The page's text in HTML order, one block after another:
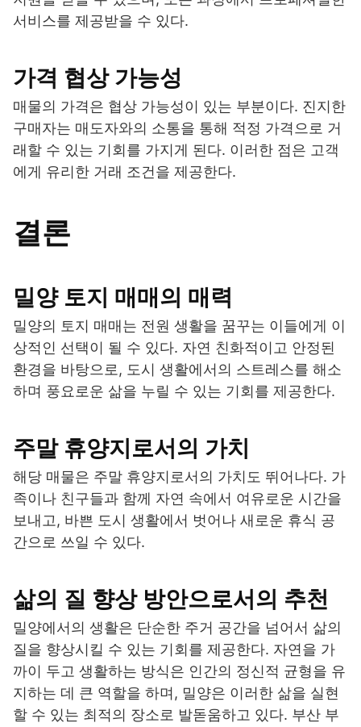
서비스를 제공받을 수 있다.
가격 협상 가능성
매물의 가격은 협상 가능성이 있는 부분이다. 진지한
구매자는 매도자와의 소통을 통해 적정 가격으로 거
래할 수 있는 기회를 가지게 된다. 이러한 점은 고객
에게 유리한 거래 조건을 제공한다.
결론
밀양 토지 매매의 매력
밀양의 토지 매매는 전원 생활을 꿈꾸는 이들에게 이
상적인 선택이 될 수 있다. 자연 친화적이고 안정된
환경을 바탕으로, 도시 생활에서의 스트레스를 해소
하며 풍요로운 삶을 누릴 수 있는 기회를 제공한다.
주말 휴양지로서의 가치
해당 매물은 주말 휴양지로서의 가치도 뛰어나다. 가
족이나 친구들과 함께 자연 속에서 여유로운 시간을
보내고, 바쁜 도시 생활에서 벗어나 새로운 휴식 공
간으로 쓰일 수 있다.
삶의 질 향상 방안으로서의 추천
밀양에서의 생활은 단순한 주거 공간을 넘어서 삶의
질을 향상시킬 수 있는 기회를 제공한다. 자연을 가
까이 두고 생활하는 방식은 인간의 정신적 균형을 유
지하는 데 큰 역할을 하며, 밀양은 이러한 삶을 실현
할 수 있는 최적의 장소로 발돋움하고 있다. 부산 부